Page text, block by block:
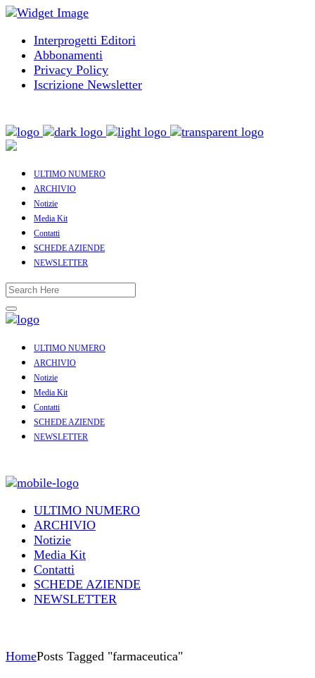
Interprogetti Editori
Abbonamenti
Privacy Policy
Iscrizione Newsletter
ULTIMO NUMERO
ARCHIVIO
Notizie
Media Kit
Contatti
SCHEDE AZIENDE
NEWSLETTER
ULTIMO NUMERO
ARCHIVIO
Notizie
Media Kit
Contatti
SCHEDE AZIENDE
NEWSLETTER
ULTIMO NUMERO
ARCHIVIO
Notizie
Media Kit
Contatti
SCHEDE AZIENDE
NEWSLETTER
HomePosts Tagged "farmaceutica"